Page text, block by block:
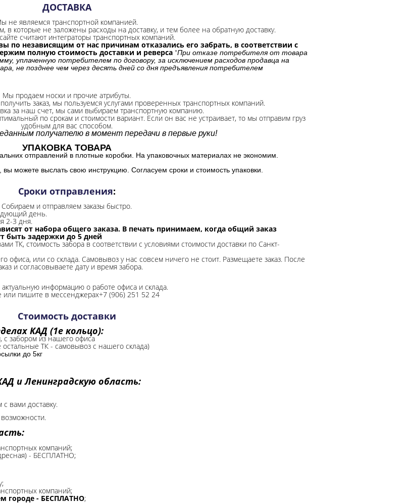
ДОСТАВКА
не являемся транспортной компанией.
которые не заложены расходы на доставку, и тем более на обратную доставку.
считают интеграторы транспортных компаний.
по независящим от нас причинам отказались его забрать, в соответствии с
полную стоимость доставки и реверса "При отказе потребителя от товара
уплаченную потребителем по договору, за исключением расходов продавца на
не позднее чем через десять дней со дня предъявления потребителем
Мы продаем носки и прочие атрибуты.
заказ, мы пользуемся услугами проверенных транспортных компаний.
за наш счет, мы сами выбираем транспортную компанию.
по срокам и стоимости вариант. Если он вас не устраивает, то мы отправим груз
удобным для вас способом.
получателю в момент передачи в первые руки!
УПАКОВКА ТОВАРА
отправлений в плотные коробки. На упаковочных материалах не экономим.
вы можете выслать свою инструкцию. Согласуем сроки и стоимость упаковки.
Сроки отправления:
Собираем и отправляем заказы быстро.
день.
2-3 дня.
от набора общего заказа. В печать принимаем, когда общий заказ
быть задержки до 5 дней
ТК, стоимость забора в соответствии с условиями стоимости доставки по Санкт-
офиса, или со склада. Самовывоз у нас совсем ничего не стоит. Размещаете заказ. После
и согласовываете дату и время забора.
актуальную информацию о работе офиса и склада.
или пишите в мессенджерах+7 (906) 251 52 24
Стоимость доставки
КАД (1е кольцо):
с забором из нашего офиса
остальные ТК - самовывоз с нашего склада)
до 5кг
и Ленинградскую область:
вами доставку.
компаний;
- БЕСПЛАТНО;
компаний;
городе - БЕСПЛАТНО;